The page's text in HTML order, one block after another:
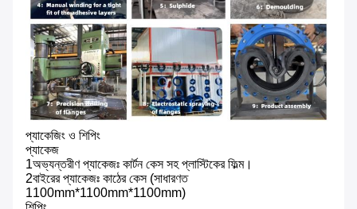
প্যাকেজিং ও শিপিং
প্যাকেজ
1অভ্যন্তরীণ প্যাকেজঃ কার্টন কেস সহ প্লাস্টিকের ফিল্ম।
2বাইরের প্যাকেজঃ কাঠের কেস (সাধারণত
1100mm*1100mm*1100mm)